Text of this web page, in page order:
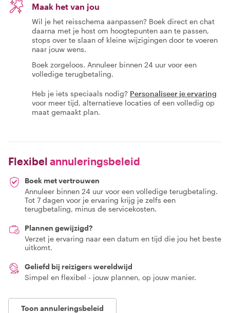
Maak het van jou
Wil je het reisschema aanpassen? Boek direct en chat
daarna met je host om hoogtepunten aan te passen,
stops over te slaan of kleine wijzigingen door te voeren
naar jouw wens.
Boek zorgeloos. Annuleer binnen 24 uur voor een
volledige terugbetaling.
Heb je iets speciaals nodig? Personaliseer je ervaring
voor meer tijd, alternatieve locaties of een volledig op
maat gemaakt plan.
Flexibel annuleringsbeleid
Boek met vertrouwen
Annuleer binnen 24 uur voor een volledige terugbetaling.
Tot 7 dagen voor je ervaring krijg je zelfs een
terugbetaling, minus de servicekosten.
Plannen gewijzigd?
Verzet je ervaring naar een datum en tijd die jou het beste
uitkomt.
Geliefd bij reizigers wereldwijd
Simpel en flexibel - jouw plannen, op jouw manier.
Toon annuleringsbeleid